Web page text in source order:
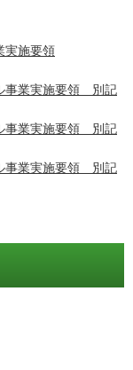
実施要領
事業実施要領 別記
事業実施要領 別記
事業実施要領 別記